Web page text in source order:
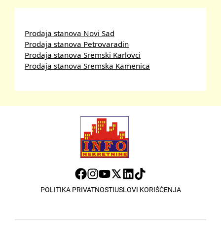
Prodaja stanova Novi Sad
Prodaja stanova Petrovaradin
Prodaja stanova Sremski Karlovci
Prodaja stanova Sremska Kamenica
POLITIKA PRIVATNOSTIUSLOVI KORIŠĆENJA